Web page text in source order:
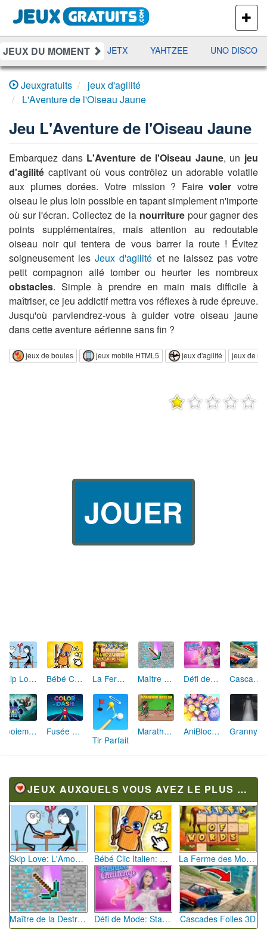
PLUS
DE
JEUX
JEUX DU MOMENT
DAMES RAMI JETX YAHTZEE UNO DISCO
Jeuxgratuits
jeux d'agilité
L'Aventure de l'Oiseau Jaune
Jeu L'Aventure de l'Oiseau Jaune
Embarquez dans L'Aventure de l'Oiseau Jaune, un jeu
d'agilité captivant où vous contrôlez un adorable volatile
aux plumes dorées. Votre mission ? Fairevoler votre
oiseau le plus loin possible en tapant simplement n'importe
où sur l'écran. Collectez de la nourriture pour gagner des
points supplémentaires, mais attention au redoutable
oiseau noir qui tentera de vous barrer la route ! Évitez
soigneusement lesJeux d'agilité et ne laissez pas votre
petit compagnon ailé tomber ou heurter les nombreux
obstacles. Simple à prendre en main mais difficile à
maîtriser, ce jeu addictif mettra vos réflexes à rude épreuve.
Jusqu'où parviendrez-vous à guider votre oiseau jaune
dans cette aventure aérienne sans fin ?
jeux de boules jeux mobile HTML5 jeux d'agilité jeux de
JOUER
Skip Love: L'Amour en Péril Bébé Clic Italien: La Folie des Petits Bambins La Ferme des Mots - Cultivez votre Vocabulaire Maître de la Destruction: Fusion de Pioches Défi de Mode: Star du Podium Cascades Folles 3D
Aboiement Stellaire : Aventure Canine Fusée Chromatique: La Course des Couleurs
Tir Parfait
Marathon Champion io AniBlocos: Connecte les Animaux Mignons!
JEUX AUXQUELS VOUS AVEZ LE PLUS JOUÉ
Skip Love: L'Amour en Péril Bébé Clic Italien: La Folie des Petits Bambins La Ferme des Mots - Cultivez votre Vocabulaire
Maître de la Destruction: Fusion de Pioches Défi de Mode: Star du Podium Cascades Folles 3D